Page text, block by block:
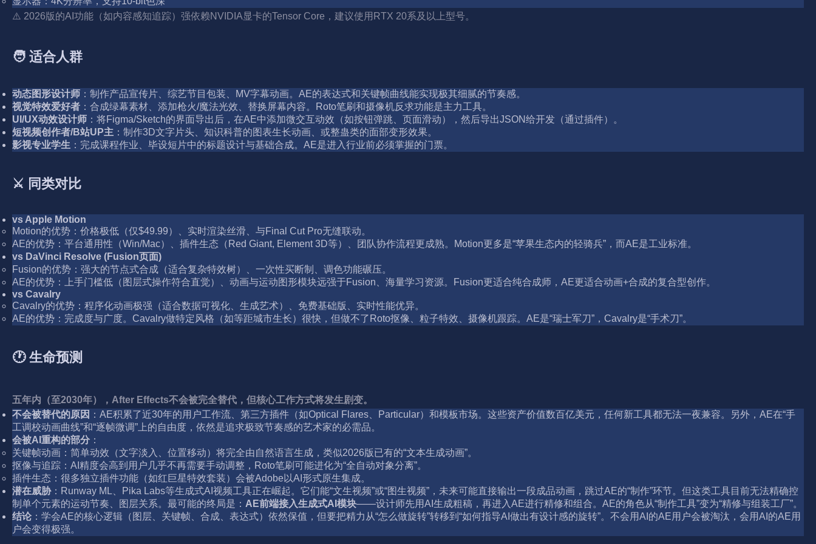
⚠️ 2026版的AI功能（如内容感知追踪）强依赖NVIDIA显卡的Tensor Core，建议使用RTX 20系及以上型号。
🧑 适合人群
动态图形设计师 ：制作产品宣传片、综艺节目包装、MV字幕动画。AE的表达式和关键帧曲线能实现极其细腻的节奏感。
视觉特效爱好者 ：合成绿幕素材、添加枪火/魔法光效、替换屏幕内容。Roto笔刷和摄像机反求功能是主力工具。
UI/UX动效设计师 ：将Figma/Sketch的界面导出后，在AE中添加微交互动效（如按钮弹跳、页面滑动），然后导出JSON给开发（通过插件）。
短视频创作者/B站UP主 ：制作3D文字片头、知识科普的图表生长动画、或整蛊类的面部变形效果。
影视专业学生 ：完成课程作业、毕设短片中的标题设计与基础合成。AE是进入行业前必须掌握的门票。
⚔️ 同类对比
vs Apple Motion
Motion的优势：价格极低（仅$49.99）、实时渲染丝滑、与Final Cut Pro无缝联动。
AE的优势：平台通用性（Win/Mac）、插件生态（Red Giant, Element 3D等）、团队协作流程更成熟。Motion更多是“苹果生态内的轻骑兵”，而AE是工业标准。
vs DaVinci Resolve (Fusion页面)
Fusion的优势：强大的节点式合成（适合复杂特效树）、一次性买断制、调色功能碾压。
AE的优势：上手门槛低（图层式操作符合直觉）、动画与运动图形模块远强于Fusion、海量学习资源。Fusion更适合纯合成师，AE更适合动画+合成的复合型创作。
vs Cavalry
Cavalry的优势：程序化动画极强（适合数据可视化、生成艺术）、免费基础版、实时性能优异。
AE的优势：完成度与广度。Cavalry做特定风格（如等距城市生长）很快，但做不了Roto抠像、粒子特效、摄像机跟踪。AE是“瑞士军刀”，Cavalry是“手术刀”。
🕐 生命预测
五年内（至2030年），After Effects不会被完全替代，但核心工作方式将发生剧变。
不会被替代的原因 ：AE积累了近30年的用户工作流、第三方插件（如Optical Flares、Particular）和模板市场。这些资产价值数百亿美元，任何新工具都无法一夜兼容。另外，AE在“手
工调校动画曲线”和“逐帧微调”上的自由度，依然是追求极致节奏感的艺术家的必需品。
会被AI重构的部分 ：
关键帧动画：简单动效（文字淡入、位置移动）将完全由自然语言生成，类似2026版已有的“文本生成动画”。
抠像与追踪：AI精度会高到用户几乎不再需要手动调整，Roto笔刷可能进化为“全自动对象分离”。
插件生态：很多独立插件功能（如红巨星特效套装）会被Adobe以AI形式原生集成。
潜在威胁：Runway ML、Pika Labs等生成式AI视频工具正在崛起。它们能“文生视频”或“图生视频”，未来可能直接输出一段成品动画，跳过AE的“制作”环节。但这类工具目前无法精确控
制单个元素的运动节奏、图层关系。最可能的终局是： AE前端接入生成式AI模块——设计师先用AI生成粗稿，再进入AE进行精修和组合。AE的角色从“制作工具”变为“精修与组装工厂”。
结论：学会AE的核心逻辑（图层、关键帧、合成、表达式）依然保值，但要把精力从“怎么做旋转”转移到“如何指导AI做出有设计感的旋转”。不会用AI的AE用户会被淘汰，会用AI的AE用
户会变得极强。